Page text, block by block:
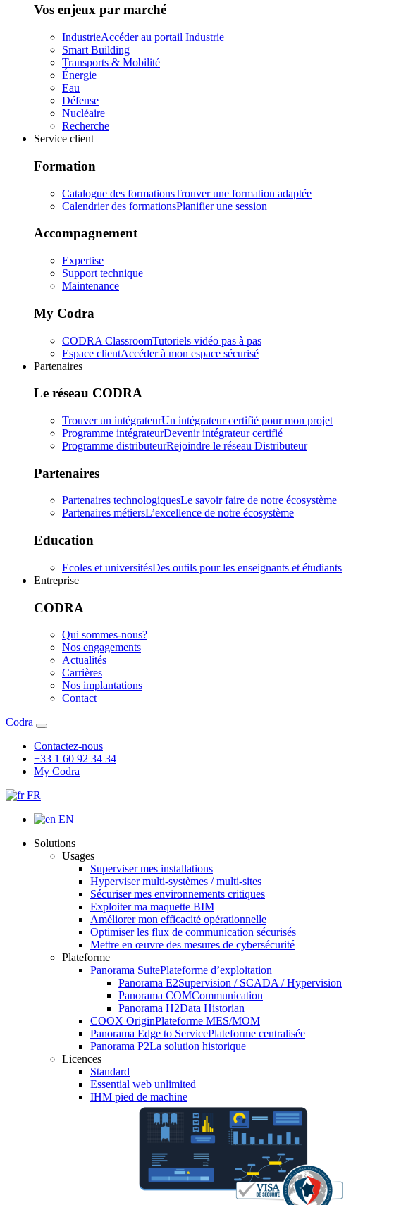
Vos enjeux par marché
IndustrieAccéder au portail Industrie
Smart Building
Transports & Mobilité
Énergie
Eau
Défense
Nucléaire
Recherche
Service client
Formation
Catalogue des formationsTrouver une formation adaptée
Calendrier des formationsPlanifier une session
Accompagnement
Expertise
Support technique
Maintenance
My Codra
CODRA ClassroomTutoriels vidéo pas à pas
Espace clientAccéder à mon espace sécurisé
Partenaires
Le réseau CODRA
Trouver un intégrateurUn intégrateur certifié pour mon projet
Programme intégrateurDevenir intégrateur certifié
Programme distributeurRejoindre le réseau Distributeur
Partenaires
Partenaires technologiquesLe savoir faire de notre écosystème
Partenaires métiersL’excellence de notre écosystème
Education
Ecoles et universitésDes outils pour les enseignants et étudiants
Entreprise
CODRA
Qui sommes-nous?
Nos engagements
Actualités
Carrières
Nos implantations
Contact
Codra
Contactez-nous
+33 1 60 92 34 34
My Codra
FR
EN
Solutions
Usages
Superviser mes installations
Hyperviser multi-systèmes / multi-sites
Sécuriser mes environnements critiques
Exploiter ma maquette BIM
Améliorer mon efficacité opérationnelle
Optimiser les flux de communication sécurisés
Mettre en œuvre des mesures de cybersécurité
Plateforme
Panorama SuitePlateforme d’exploitation
Panorama E2Supervision / SCADA / Hypervision
Panorama COMCommunication
Panorama H2Data Historian
COOX OriginPlateforme MES/MOM
Panorama Edge to ServicePlateforme centralisée
Panorama P2La solution historique
Licences
Standard
Essential web unlimited
IHM pied de machine